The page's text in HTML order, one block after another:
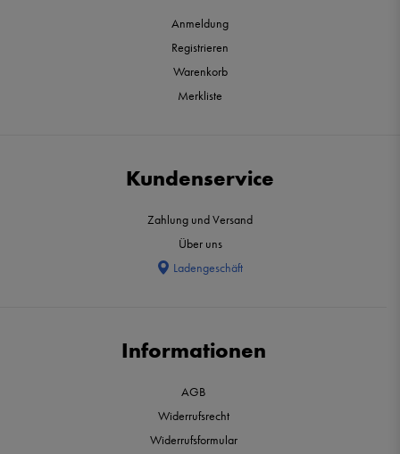
Anmeldung
Registrieren
Warenkorb
Merkliste
Kundenservice
Zahlung und Versand
Über uns
Ladengeschäft
Informationen
AGB
Widerrufsrecht
Widerrufsformular